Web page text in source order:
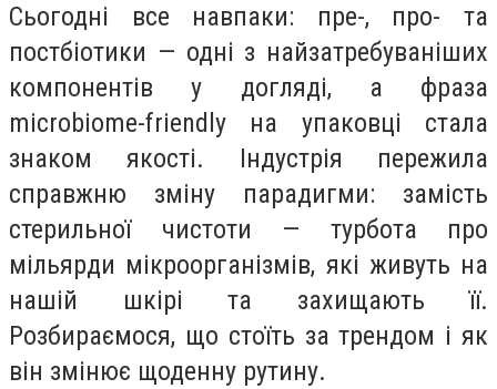
Сьогодні все навпаки: пре-, про- та
постбіотики — одні з найзатребуваніших
компонентів у догляді, а фраза
microbiome-friendly на упаковці стала
знаком якості. Індустрія пережила
справжню зміну парадигми: замість
стерильної чистоти — турбота про
мільярди мікроорганізмів, які живуть на
нашій шкірі та захищають її.
Розбираємося, що стоїть за трендом і як
він змінює щоденну рутину.